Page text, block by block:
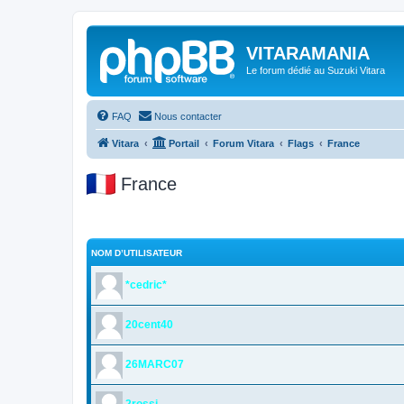
VITARAMANIA
Le forum dédié au Suzuki Vitara
FAQ Nous contacter
Vitara Portail Forum Vitara Flags France
France
NOM D’UTILISATEUR
*cedric*
20cent40
26MARC07